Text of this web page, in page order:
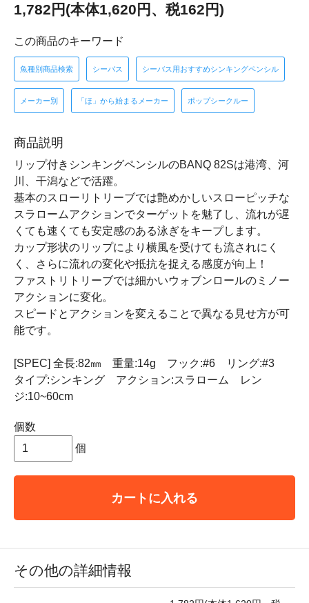
1,782円(本体1,620円、税162円)
この商品のキーワード
魚種別商品検索 シーバス シーバス用おすすめシンキングペンシル
メーカー別 「ほ」から始まるメーカー ポップシークルー
商品説明
リップ付きシンキングペンシルのBANQ 82Sは港湾、河
川、干潟などで活躍。
基本のスローリトリーブでは艶めかしいスローピッチな
スラロームアクションでターゲットを魅了し、流れが遅
くても速くても安定感のある泳ぎをキープします。
カップ形状のリップにより横風を受けても流されにく
く、さらに流れの変化や抵抗を捉える感度が向上！
ファストリトリーブでは細かいウォブンロールのミノー
アクションに変化。
スピードとアクションを変えることで異なる見せ方が可
能です。
[SPEC] 全長:82㎜ 重量:14g フック:#6 リング:#3
タイプ:シンキング アクション:スラローム レン
ジ:10~60cm
個数
個
カートに入れる
その他の詳細情報